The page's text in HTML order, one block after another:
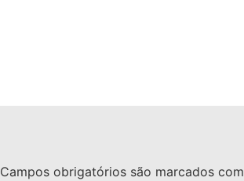
Campos obrigatórios são marcados com